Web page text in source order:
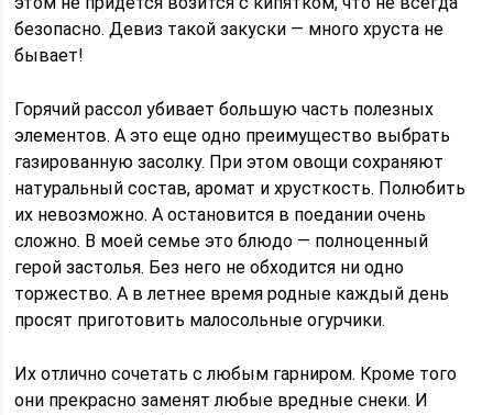
безопасно. Девиз такой закуски — много хруста не
бывает!
Горячий рассол убивает большую часть полезных
элементов. А это еще одно преимущество выбрать
газированную засолку. При этом овощи сохраняют
натуральный состав, аромат и хрусткость. Полюбить
их невозможно. А остановится в поедании очень
сложно. В моей семье это блюдо — полноценный
герой застолья. Без него не обходится ни одно
торжество. А в летнее время родные каждый день
просят приготовить малосольные огурчики.
Их отлично сочетать с любым гарниром. Кроме того
они прекрасно заменят любые вредные снеки. И